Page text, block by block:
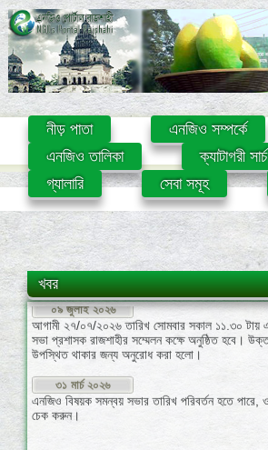
নীড় পাতা
এনজিও সম্পর্কে
এনজিও তালিকা
ক্যাটাগরী সার্চ
গ্যালারি
সেবা সমূহ
খবর
০৯ জুলাই ২০২৬
আগামী ২৭/০৭/২০২৬ তারিখ সোমবার সকাল ১১.৩০ টায়
সভা প্রশাসক রাজশাহীর সম্মেলন কক্ষে অনুষ্ঠিত হবে।
উপস্থিত থাকার জন্য অনুরোধ করা হলো।
৩১ মার্চ ২০২৬
এনজিও বিষয়ক সমন্বয় সভার তারিখ পরিবর্তন হতে পারে,
চেক করুন।